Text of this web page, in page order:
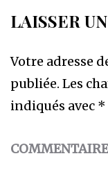
LAISSER
Votre adresse
publiée. Les
indiqués avec *
COMMENTAIRE